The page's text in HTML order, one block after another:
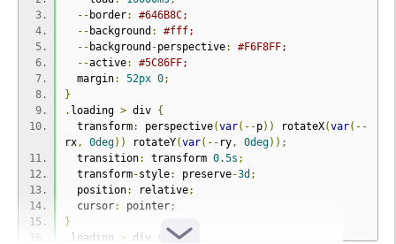
-- border:
#646B8C;
-- background :
#fff;
-- background -perspective:
#F6F8FF;
--active:
#5C86FF;
margin: 52px 0;
}
. loading > div {
transform: perspective(var(--p)) rotateX(var(--
rx, 0deg)) rotateY(var(-- ry, 0deg));
transition: transform 0.5s ;
transform-style: preserve-3d ;
position: relative;
cursor: pointer;
}
. loading > div span